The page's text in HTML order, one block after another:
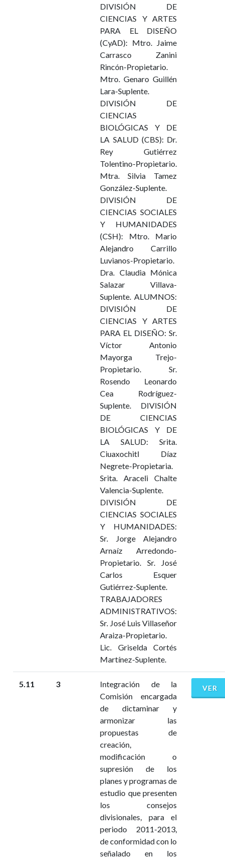
DIVISIÓN DE
CIENCIAS Y ARTES
PARA EL DISEÑO
(CyAD): Mtro. Jaime
Carrasco Zanini
Rincón-Propietario.
Mtro. Genaro Guillén
Lara-Suplente.
DIVISIÓN DE
CIENCIAS
BIOLÓGICAS Y DE
LA SALUD (CBS): Dr.
Rey Gutiérrez
Tolentino-Propietario.
Mtra. Silvia Tamez
González-Suplente.
DIVISIÓN DE
CIENCIAS SOCIALES
Y HUMANIDADES
(CSH): Mtro. Mario
Alejandro Carrillo
Luvianos-Propietario.
Dra. Claudia Mónica
Salazar Villava-
Suplente. ALUMNOS:
DIVISIÓN DE
CIENCIAS Y ARTES
PARA EL DISEÑO: Sr.
Víctor Antonio
Mayorga Trejo-
Propietario. Sr.
Rosendo Leonardo
Cea Rodríguez-
Suplente. DIVISIÓN
DE CIENCIAS
BIOLÓGICAS Y DE
LA SALUD: Srita.
Ciuaxochitl Díaz
Negrete-Propietaria.
Srita. Araceli Chalte
Valencia-Suplente.
DIVISIÓN DE
CIENCIAS SOCIALES
Y HUMANIDADES:
Sr. Jorge Alejandro
Arnaíz Arredondo-
Propietario. Sr. José
Carlos Esquer
Gutiérrez-Suplente.
TRABAJADORES
ADMINISTRATIVOS:
Sr. José Luis Villaseñor
Araiza-Propietario.
Lic. Griselda Cortés
Martínez-Suplente.
5.11 3
Integración de la
Comisión encargada
de dictaminar y
armonizar las
propuestas de
creación,
modificación o
supresión de los
planes y programas de
estudio que presenten
los consejos
divisionales, para el
periodo 2011-2013,
de conformidad con lo
señalado en los
VER